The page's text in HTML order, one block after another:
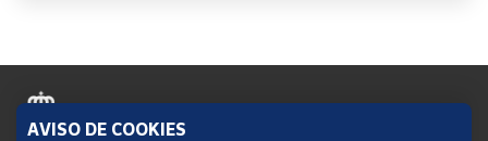
AVISO DE COOKIES